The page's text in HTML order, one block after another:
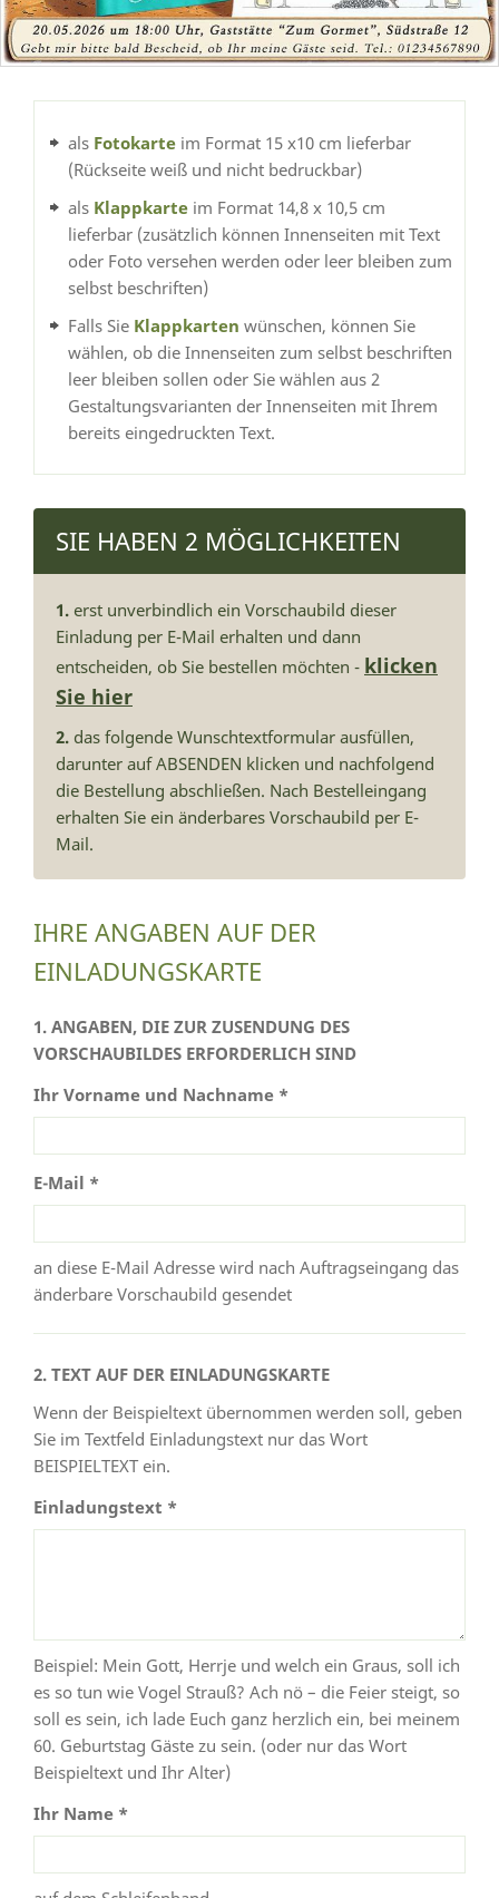
als Fotokarte im Format 15 x10 cm lieferbar
(Rückseite weiß und nicht bedruckbar)
als Klappkarte im Format 14,8 x 10,5 cm
lieferbar (zusätzlich können Innenseiten mit Text
oder Foto versehen werden oder leer bleiben zum
selbst beschriften)
Falls Sie Klappkarten wünschen, können Sie
wählen, ob die Innenseiten zum selbst beschriften
leer bleiben sollen oder Sie wählen aus 2
Gestaltungsvarianten der Innenseiten mit Ihrem
bereits eingedruckten Text.
SIE HABEN 2 MÖGLICHKEITEN
1. erst unverbindlich ein Vorschaubild dieser
Einladung per E-Mail erhalten und dann
entscheiden, ob Sie bestellen möchten - klicken
Sie hier
2. das folgende Wunschtextformular ausfüllen,
darunter auf ABSENDEN klicken und nachfolgend
die Bestellung abschließen. Nach Bestelleingang
erhalten Sie ein änderbares Vorschaubild per E-
Mail.
IHRE ANGABEN AUF DER
EINLADUNGSKARTE
1. ANGABEN, DIE ZUR ZUSENDUNG DES
VORSCHAUBILDES ERFORDERLICH SIND
Ihr Vorname und Nachname *
E-Mail *
an diese E-Mail Adresse wird nach Auftragseingang das
änderbare Vorschaubild gesendet
2. TEXT AUF DER EINLADUNGSKARTE
Wenn der Beispieltext übernommen werden soll, geben
Sie im Textfeld Einladungstext nur das Wort
BEISPIELTEXT ein.
Einladungstext *
Beispiel: Mein Gott, Herrje und welch ein Graus, soll ich
es so tun wie Vogel Strauß? Ach nö – die Feier steigt, so
soll es sein, ich lade Euch ganz herzlich ein, bei meinem
60. Geburtstag Gäste zu sein. (oder nur das Wort
Beispieltext und Ihr Alter)
Ihr Name *